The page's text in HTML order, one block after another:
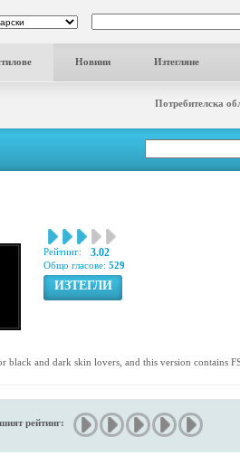
Новини Изтегляне
Потребителска
Рейтинг: 3.02
Общо гласове: 529
ИЗТЕГЛИ
black and dark skin lovers, and this version contains
рейтинг: